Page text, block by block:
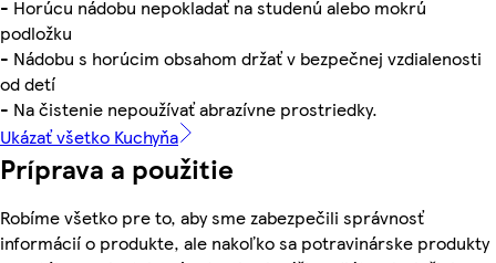
- Horúcu nádobu nepokladať na studenú alebo mokrú
podložku
- Nádobu s horúcim obsahom držať v bezpečnej vzdialenosti
od detí
- Na čistenie nepoužívať abrazívne prostriedky.
Ukázať všetko Kuchyňa
Príprava a použitie
Robíme všetko pre to, aby sme zabezpečili správnosť
informácií o produkte, ale nakoľko sa potravinárske produkty